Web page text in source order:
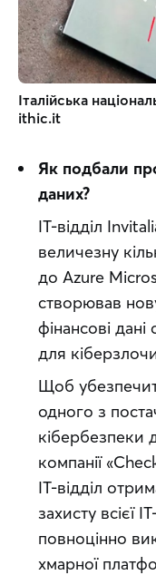
Італійська
ithic.it
Як подбали
даних?
ІТ-відділ
величезну
до Azure
створював
фінансові
для
Щоб
одного з
кібербезпеки
компанії
ІТ-відділ
захисту всієї
повноцінно
хмарної